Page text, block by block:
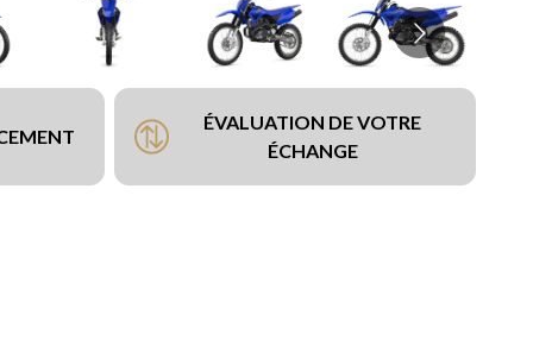
ÉVALUATION DE VOTRE
ÉCHANGE